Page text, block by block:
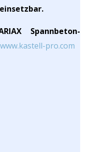
Spannbeton-
pro.com